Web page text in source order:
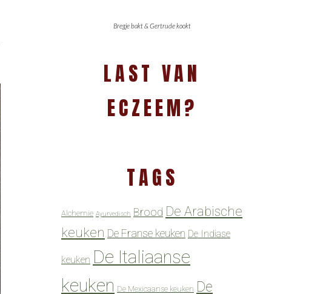
Bregje bakt & Gertrude kookt
LAST VAN
ECZEEM?
TAGS
Alchemie Ayurvedisch Brood De Arabische
keuken De Franse keuken De Indiase
keuken De Italiaanse
keuken De Mexicaanse keuken De